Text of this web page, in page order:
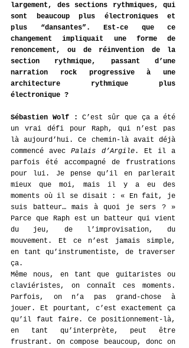
largement, des sections rythmiques, qui
sont beaucoup plus électroniques et
plus “dansantes”. Est-ce que ce
changement impliquait une forme de
renoncement, ou de réinvention de la
section rythmique, passant d’une
narration rock progressive à une
architecture rythmique plus
électronique ?
Sébastien Wolf : C’est sûr que ça a été
un vrai défi pour Raph, qui n’est pas
là aujourd’hui. Ce chemin-là avait déjà
commencé avec Palais d’Argile. Et il a
parfois été accompagné de frustrations
pour lui. Je pense qu’il en parlerait
mieux que moi, mais il y a eu des
moments où il se disait : « En fait, je
suis batteur… mais à quoi je sers ? »
Parce que Raph est un batteur qui vient
du jeu, de l’improvisation, du
mouvement. Et ce n’est jamais simple,
en tant qu’instrumentiste, de traverser
ça.
Même nous, en tant que guitaristes ou
claviéristes, on connaît ces moments.
Parfois, on n’a pas grand-chose à
jouer. Et pourtant, c’est exactement ça
qu’il faut faire. Ce positionnement-là,
en tant qu’interprète, peut être
frustrant. On compose beaucoup, donc on